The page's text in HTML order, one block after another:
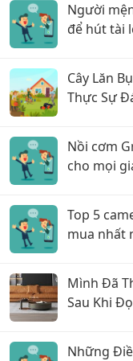
Người
để hút tài
Cây Lăn
Thực Sự
Nồi cơm
cho mọi
Top 5
mua nhất
Mình Đã
Sau Khi
Những